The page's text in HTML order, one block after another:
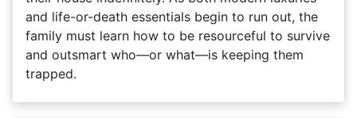
and life-or-death essentials begin to run out, the
family must learn how to be resourceful to survive
and outsmart who—or what—is keeping them
trapped.